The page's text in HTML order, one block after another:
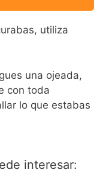
utiliza
una ojeada,
con toda
lo que estabas
interesar: